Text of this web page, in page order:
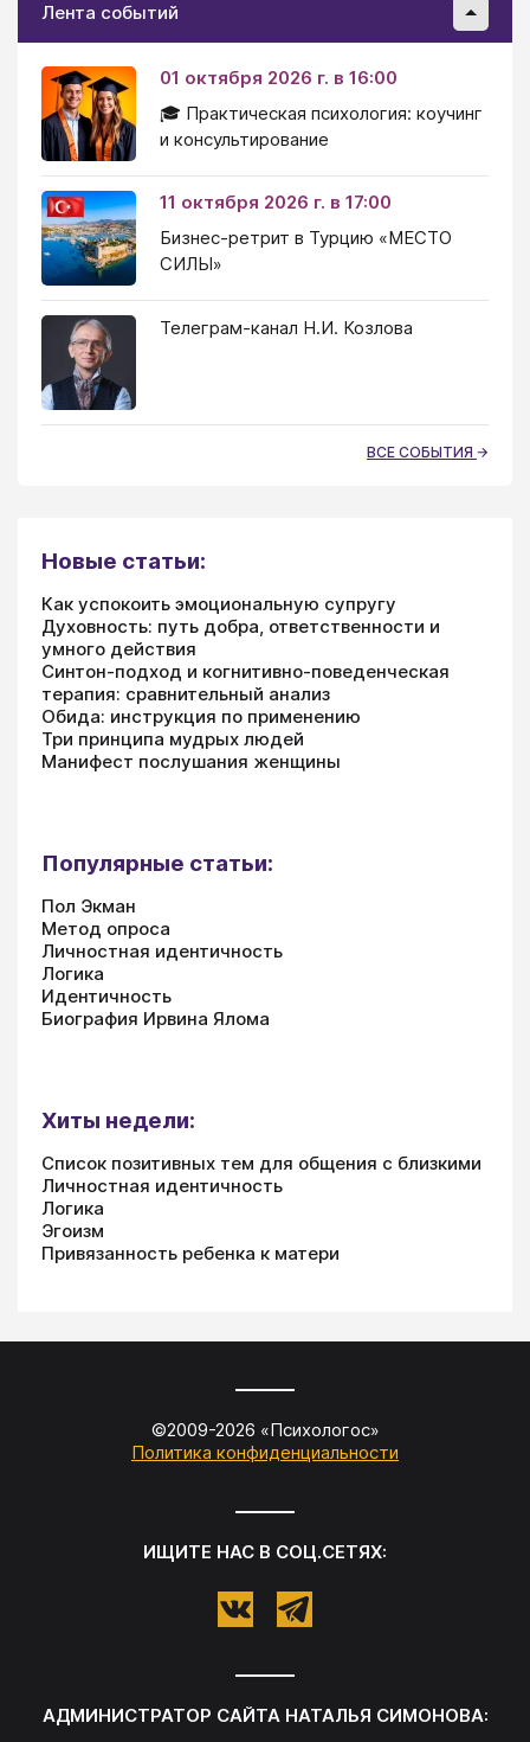
Лента событий
01 октября 2026 г. в 16:00
🎓 Практическая психология: коучинг
и консультирование
11 октября 2026 г. в 17:00
Бизнес-ретрит в Турцию «МЕСТО
СИЛЫ»
Телеграм-канал Н.И. Козлова
ВСЕ СОБЫТИЯ
Новые статьи:
Как успокоить эмоциональную супругу
Духовность: путь добра, ответственности и
умного действия
Синтон-подход и когнитивно-поведенческая
терапия: сравнительный анализ
Обида: инструкция по применению
Три принципа мудрых людей
Манифест послушания женщины
Популярные статьи:
Пол Экман
Метод опроса
Личностная идентичность
Логика
Идентичность
Биография Ирвина Ялома
Хиты недели:
Список позитивных тем для общения с близкими
Личностная идентичность
Логика
Эгоизм
Привязанность ребенка к матери
©2009-2026 «Психологос»
Политика конфиденциальности
ИЩИТЕ НАС В СОЦ.СЕТЯХ:
АДМИНИСТРАТОР САЙТА НАТАЛЬЯ СИМОНОВА: